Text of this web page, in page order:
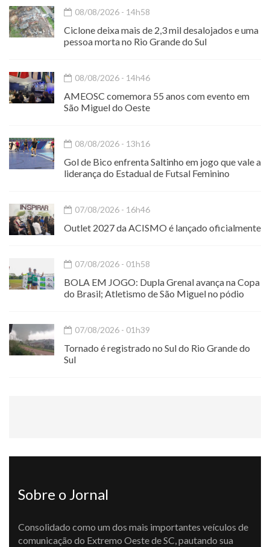
08/08/2026 - 14h58
Ciclone deixa mais de 2,3 mil desalojados e uma
pessoa morta no Rio Grande do Sul
08/08/2026 - 14h46
AMEOSC comemora 55 anos com evento em
São Miguel do Oeste
08/08/2026 - 13h16
Gol de Bico enfrenta Saltinho em jogo que vale a
liderança do Estadual de Futsal Feminino
07/08/2026 - 16h46
Outlet 2027 da ACISMO é lançado oficialmente
07/08/2026 - 01h58
BOLA EM JOGO: Dupla Grenal avança na Copa
do Brasil; Atletismo de São Miguel no pódio
07/08/2026 - 01h39
Tornado é registrado no Sul do Rio Grande do
Sul
Sobre o Jornal
Consolidado como um dos mais importantes veículos de
comunicação do Extremo Oeste de SC, pautando sua